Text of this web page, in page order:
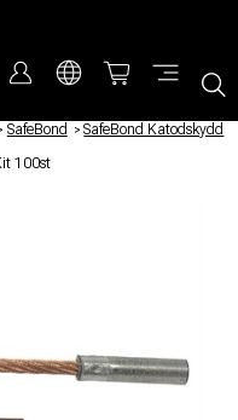
SafeBond / SafeBond Katodskydd
100st